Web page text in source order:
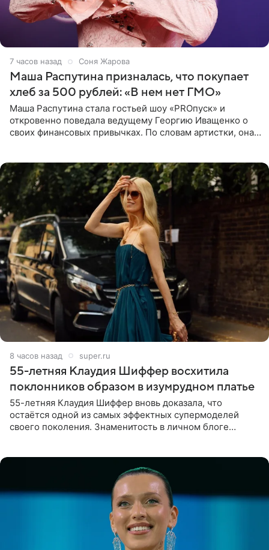
7 часов назад Соня Жарова
Маша Распутина призналась, что покупает
хлеб за 500 рублей: «В нем нет ГМО»
Маша Распутина стала гостьей шоу «PROпуск» и
откровенно поведала ведущему Георгию Иващенко о
своих финансовых привычках. По словам артистки, она
8 часов назад super.ru
55-летняя Клаудия Шиффер восхитила
поклонников образом в изумрудном платье
55-летняя Клаудия Шиффер вновь доказала, что
остаётся одной из самых эффектных супермоделей
своего поколения. Знаменитость в личном блоге